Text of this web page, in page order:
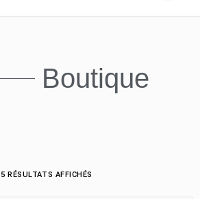
Boutique
5 RÉSULTATS AFFICHÉS